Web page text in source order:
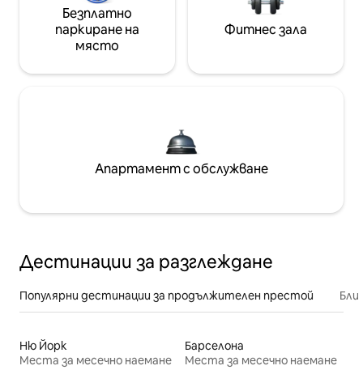
Безплатно
паркиране на
място
Фитнес зала
Апартамент с обслужване
Дестинации за разглеждане
Популярни дестинации за продължителен престой
Ню Йорк
Места за месечно наемане
Барселона
Места за месечно наемане